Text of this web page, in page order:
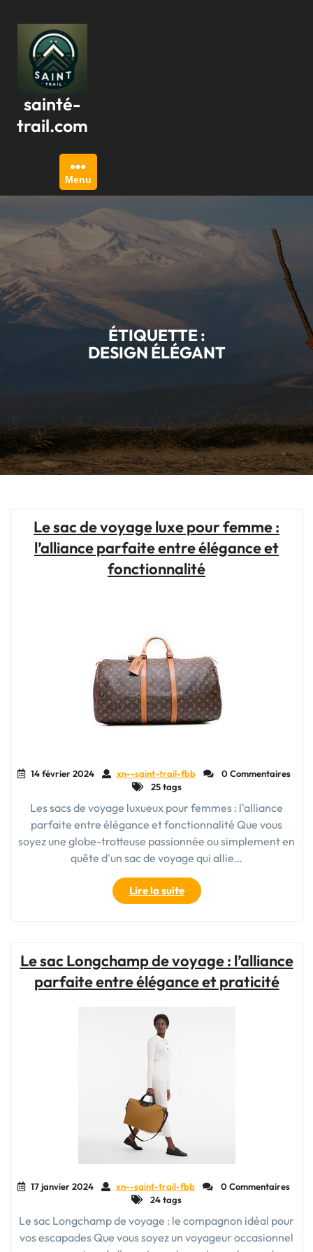
contenu
sainté-
trail.com
Menu
ÉTIQUETTE :
DESIGN ÉLÉGANT
Le sac de voyage luxe pour femme :
l’alliance parfaite entre élégance et
fonctionnalité
14 février 2024 xn--saint-trail-fbb
0 Commentaires
25 tags
Les sacs de voyage luxueux pour femmes : l'alliance
parfaite entre élégance et fonctionnalité Que vous
soyez une globe-trotteuse passionnée ou simplement en
quête d'un sac de voyage qui allie…
Lire la suite"Le
sac
de
pour
femme
Le sac Longchamp de voyage : l’alliance
parfaite entre élégance et praticité
17 janvier 2024 xn--saint-trail-fbb
0 Commentaires
24 tags
Le sac Longchamp de voyage : le compagnon idéal pour
vos escapades Que vous soyez un voyageur occasionnel